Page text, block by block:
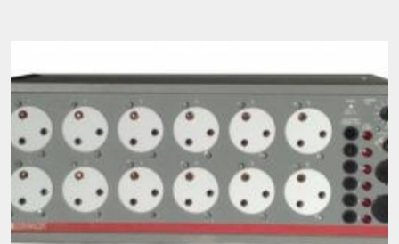
Gorilla Sand Bag XL
rhynst
Meyrin